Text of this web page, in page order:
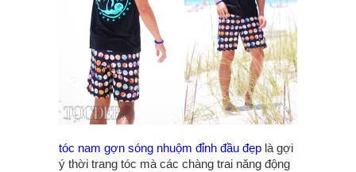
tóc nam gợn sóng nhuộm đỉnh đầu đẹp là gợi
ý thời trang tóc mà các chàng trai năng động